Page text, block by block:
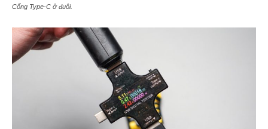
Cổng Type-C ở đuôi.